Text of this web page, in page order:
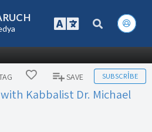
SAVE SUBSCRIBE
Kabbalist Dr. Michael